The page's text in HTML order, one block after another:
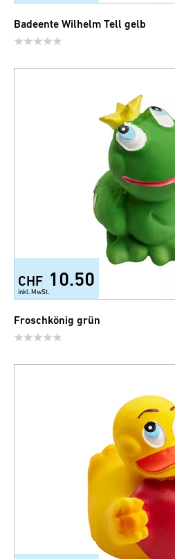
Badeente Wilhelm Tell gelb
CHF 10.50
inkl. MwSt.
Froschkönig grün